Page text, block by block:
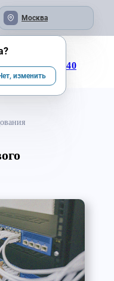
Москва
8 800 333-25-40
?
изменить